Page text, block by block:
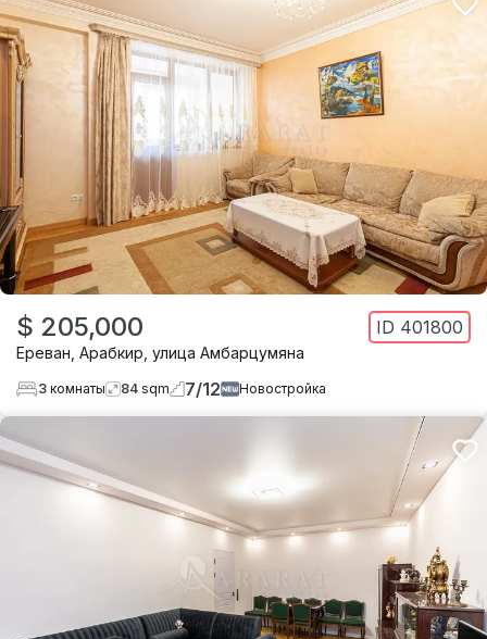
$ 205,000 ID 401800
Ереван Арабкир улица Амбарцумяна
3 комнаты 84 sqm 7/12 Новостройка